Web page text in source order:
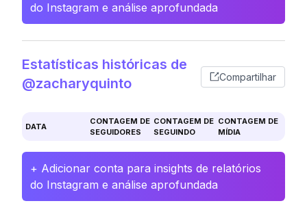
do Instagram e análise aprofundada
Estatísticas históricas de
@zacharyquinto
Compartilhar
DATA
CONTAGEM DE
SEGUIDORES
CONTAGEM DE
SEGUINDO
CONTAGEM DE
MÍDIA
+ Adicionar conta para insights de relatórios
do Instagram e análise aprofundada